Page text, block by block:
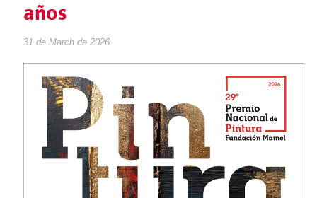
años
31 de March de 2026